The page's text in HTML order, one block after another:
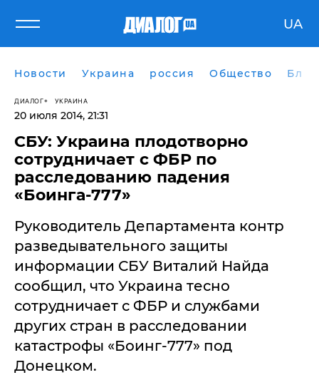
UA
Новости Украина россия Общество
ДИАЛОГ УКРАИНА
20 июля 2014, 21:31
СБУ: Украина плодотворно
сотрудничает с ФБР по
расследованию падения
«Боинга-777»
Руководитель Департамента контр
разведывательного защиты
информации СБУ Виталий Найда
сообщил, что Украина тесно
сотрудничает с ФБР и службами
других стран в расследовании
катастрофы «Боинг-777» под
Донецком.